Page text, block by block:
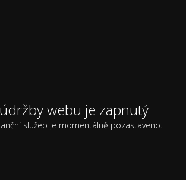
webu je zapnutý
služeb je momentálně pozastaveno.